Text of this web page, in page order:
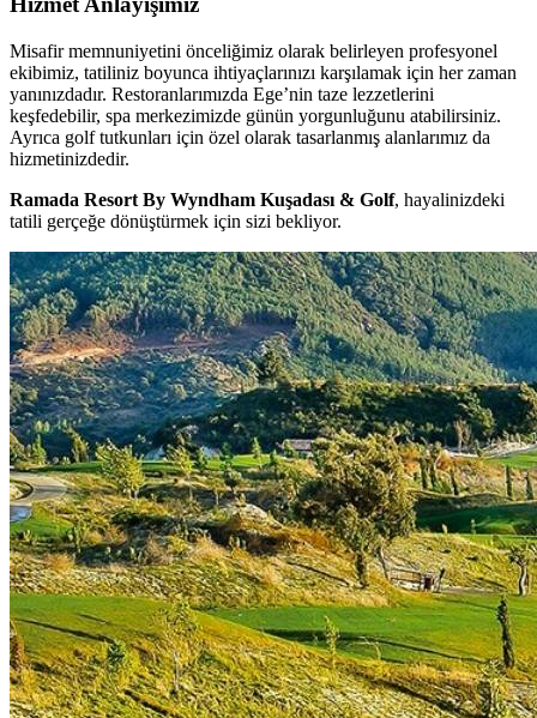
Misafir memnuniyetini önceliğimiz olarak belirleyen profesyonel
ekibimiz, tatiliniz boyunca ihtiyaçlarınızı karşılamak için her zaman
yanınızdadır. Restoranlarımızda Ege’nin taze lezzetlerini
keşfedebilir, spa merkezimizde günün yorgunluğunu atabilirsiniz.
Ayrıca golf tutkunları için özel olarak tasarlanmış alanlarımız da
hizmetinizdedir.
Ramada Resort By Wyndham Kuşadası & Golf, hayalinizdeki
tatili gerçeğe dönüştürmek için sizi bekliyor.